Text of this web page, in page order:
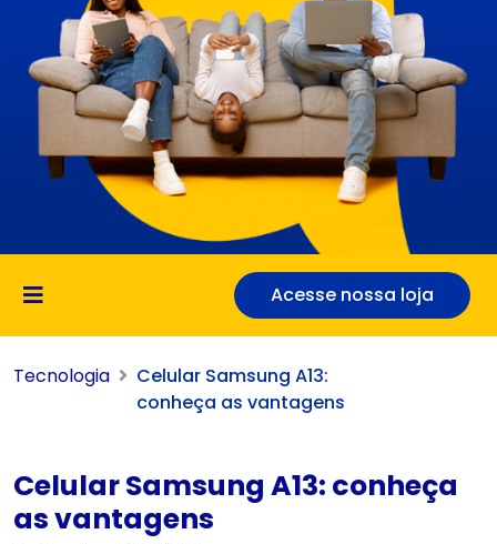
Acesse nossa loja
Tecnologia
Celular Samsung A13:
conheça as vantagens
Celular Samsung A13: conheça
as vantagens